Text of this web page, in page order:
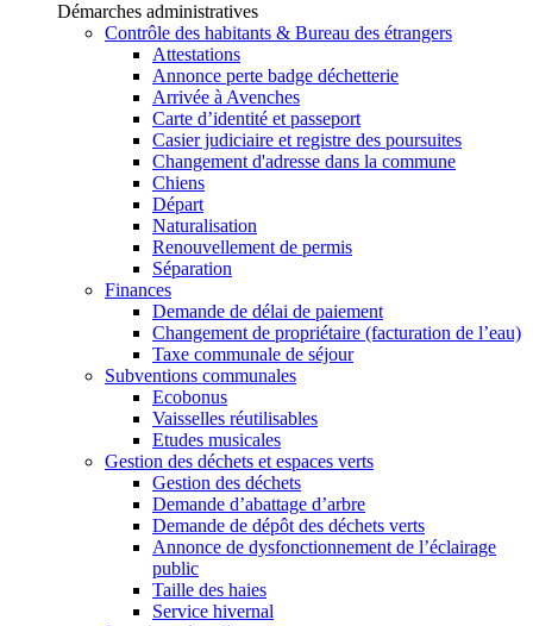
Démarches administratives
Contrôle des habitants & Bureau des étrangers
Attestations
Annonce perte badge déchetterie
Arrivée à Avenches
Carte d’identité et passeport
Casier judiciaire et registre des poursuites
Changement d'adresse dans la commune
Chiens
Départ
Naturalisation
Renouvellement de permis
Séparation
Finances
Demande de délai de paiement
Changement de propriétaire (facturation de l’eau)
Taxe communale de séjour
Subventions communales
Ecobonus
Vaisselles réutilisables
Etudes musicales
Gestion des déchets et espaces verts
Gestion des déchets
Demande d’abattage d’arbre
Demande de dépôt des déchets verts
Annonce de dysfonctionnement de l’éclairage
public
Taille des haies
Service hivernal